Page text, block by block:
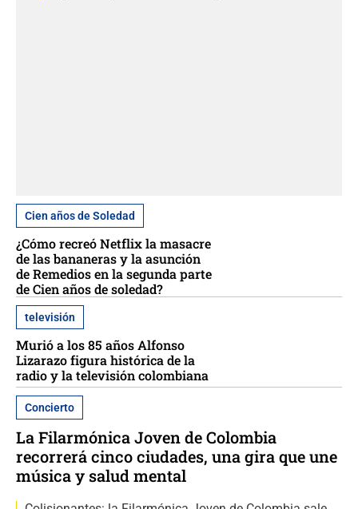
Cien años de Soledad
¿Cómo recreó Netflix la masacre
de las bananeras y la asunción
de Remedios en la segunda parte
de Cien años de soledad?
televisión
Murió a los 85 años Alfonso
Lizarazo figura histórica de la
radio y la televisión colombiana
Concierto
La Filarmónica Joven de Colombia
recorrerá cinco ciudades, una gira que une
música y salud mental